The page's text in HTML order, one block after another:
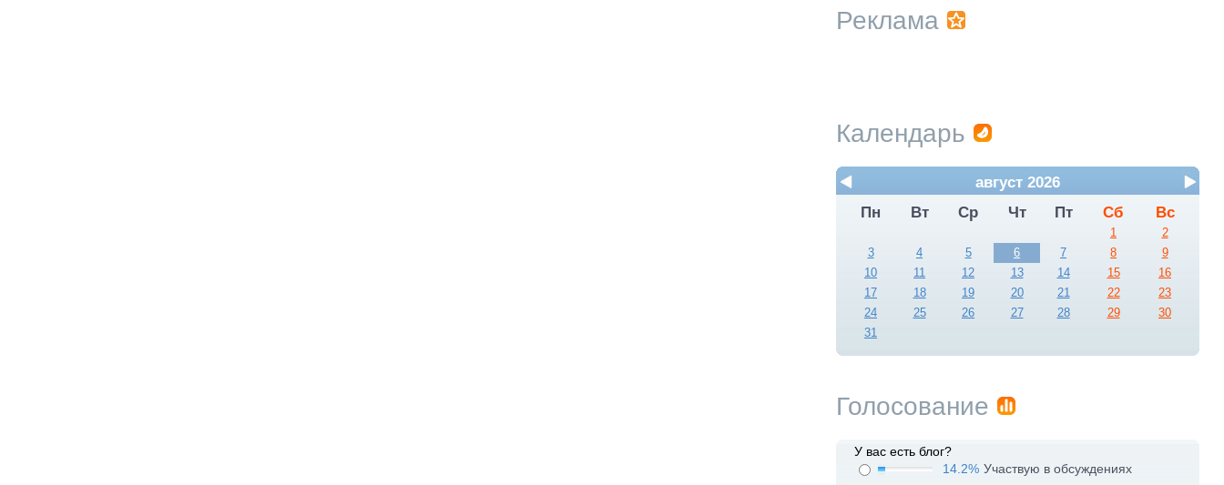
Реклама
Календарь
август 2026
Пн
Вт Ср Чт Пт Сб Вс
1
2
3
4 5 6 7 8
9
10
11 12 13 14 15
16
17
18 19 20 21 22
23
24
25 26 27 28 29
30
31
Голосование
У вас есть блог?
14.2% Участвую в обсуждениях